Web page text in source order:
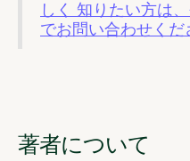
しく 知りたい方は
でお問い合わせくだ
著者について